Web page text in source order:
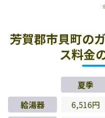
芳賀郡市貝町の
ス料金
夏季
給湯器
6,516円